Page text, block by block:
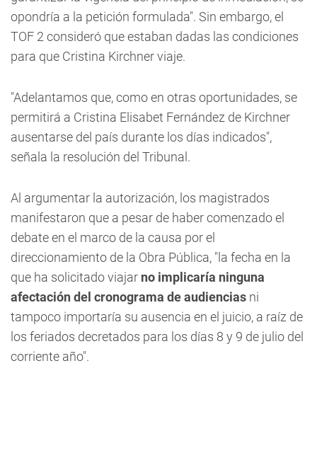
opondría a la petición formulada". Sin embargo, el
TOF 2 consideró que estaban dadas las condiciones
para que Cristina Kirchner viaje.
"Adelantamos que, como en otras oportunidades, se
permitirá a Cristina Elisabet Fernández de Kirchner
ausentarse del país durante los días indicados",
señala la resolución del Tribunal.
Al argumentar la autorización, los magistrados
manifestaron que a pesar de haber comenzado el
debate en el marco de la causa por el
direccionamiento de la Obra Pública, "la fecha en la
que ha solicitado viajar no implicaría ninguna
afectación del cronograma de audiencias ni
tampoco importaría su ausencia en el juicio, a raíz de
los feriados decretados para los días 8 y 9 de julio del
corriente año".